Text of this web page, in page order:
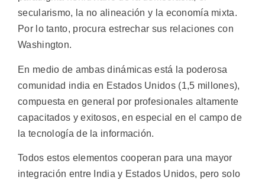
secularismo, la no alineación y la economía mixta.
Por lo tanto, procura estrechar sus relaciones con
Washington.
En medio de ambas dinámicas está la poderosa
comunidad india en Estados Unidos (1,5 millones),
compuesta en general por profesionales altamente
capacitados y exitosos, en especial en el campo de
la tecnología de la información.
Todos estos elementos cooperan para una mayor
integración entre India y Estados Unidos, pero solo